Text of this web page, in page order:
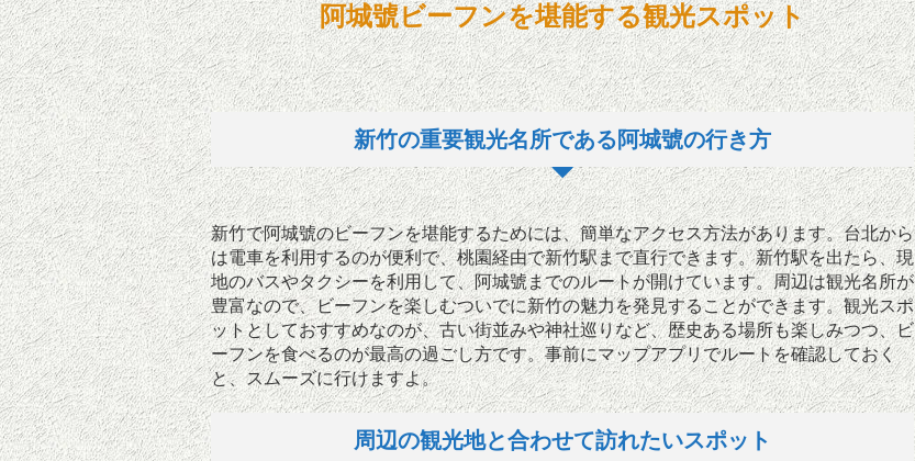
阿城號ビーフンを堪能する観光スポット
新竹の重要観光名所である阿城號の行き方
新竹で阿城號のビーフンを堪能するためには、簡単なアクセス方法があります。台北から
は電車を利用するのが便利で、桃園経由で新竹駅まで直行できます。新竹駅を出たら、現
地のバスやタクシーを利用して、阿城號までのルートが開けています。周辺は観光名所が
豊富なので、ビーフンを楽しむついでに新竹の魅力を発見することができます。観光スポ
ットとしておすすめなのが、古い街並みや神社巡りなど、歴史ある場所も楽しみつつ、ビ
ーフンを食べるのが最高の過ごし方です。事前にマップアプリでルートを確認しておく
と、スムーズに行けますよ。
周辺の観光地と合わせて訪れたいスポット